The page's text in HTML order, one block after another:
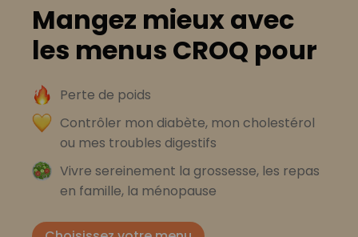
Mangez mieux avec
les menus CROQ pour
Perte de poids
Contrôler mon diabète, mon cholestérol
ou mes troubles digestifs
Vivre sereinement la grossesse, les repas
en famille, la ménopause